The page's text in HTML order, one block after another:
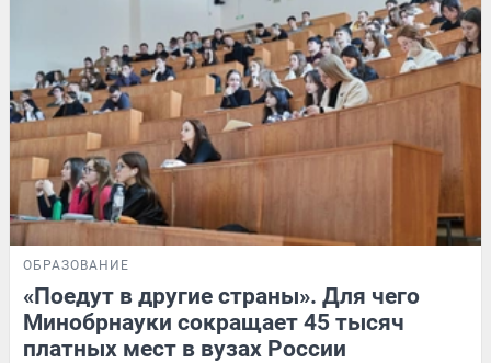
ОБРАЗОВАНИЕ
«Поедут в другие страны». Для чего
Минобрнауки сокращает 45 тысяч
платных мест в вузах России